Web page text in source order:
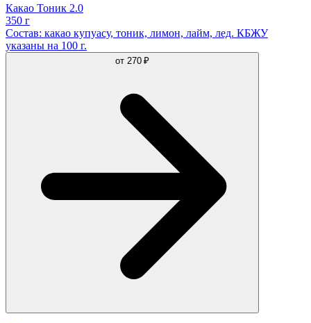
Какао Тоник 2.0
350 г
Состав: какао купуасу, тоник, лимон, лайм, лед. КБЖУ
указаны на 100 г.
от 270 ₽